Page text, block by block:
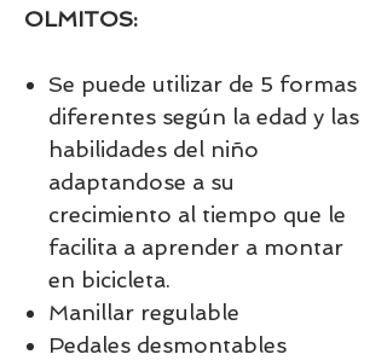
OLMITOS:
Se puede utilizar de 5 formas
diferentes según la edad y las
habilidades del niño
adaptandose a su
crecimiento al tiempo que le
facilita a aprender a montar
en bicicleta.
Manillar regulable
Pedales desmontables